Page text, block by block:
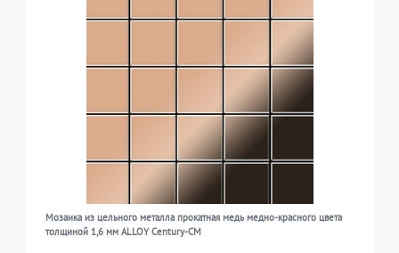
Мозаика из цельного металла прокатная медь медно-красного цвета
толщиной 1,6 мм ALLOY Century-CM